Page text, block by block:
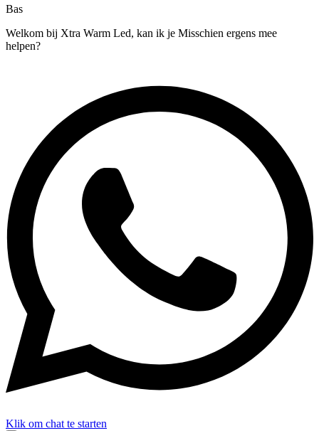
Bas
Welkom bij Xtra Warm Led, kan ik je Misschien ergens mee
helpen?
Klik om chat te starten